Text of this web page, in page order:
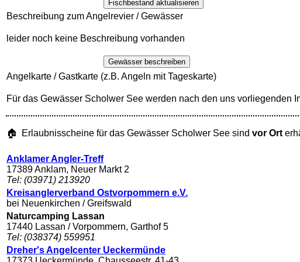
Fischbestand aktualisieren
Beschreibung zum Angelrevier / Gewässer
leider noch keine Beschreibung vorhanden
Gewässer beschreiben
Angelkarte / Gastkarte (z.B. Angeln mit Tageskarte)
Für das Gewässer Scholwer See werden nach den uns vorliegenden
🏠 Erlaubnisscheine für das Gewässer Scholwer See sind vor Ort
Anklamer Angler-Treff
17389 Anklam, Neuer Markt 2
Tel: (03971) 213920
Kreisanglerverband Ostvorpommern e.V.
bei Neuenkirchen / Greifswald
Naturcamping Lassan
17440 Lassan / Vorpommern, Garthof 5
Tel: (038374) 559951
Dreher's Angelcenter Ueckermünde